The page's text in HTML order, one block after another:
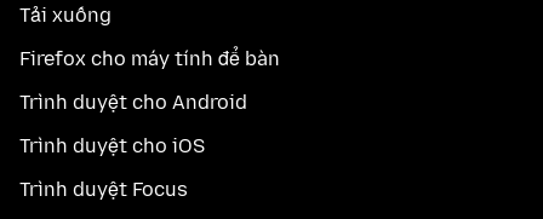
Tải xuống
Firefox cho máy tính để bàn
Trình duyệt cho Android
Trình duyệt cho iOS
Trình duyệt Focus